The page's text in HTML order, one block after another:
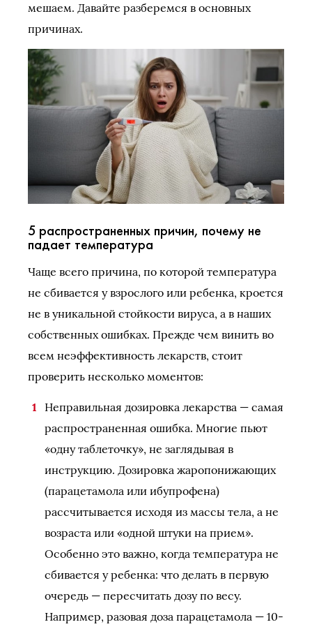
мешаем. Давайте разберемся в основных
причинах.
5 распространенных причин, почему не
падает температура
Чаще всего причина, по которой температура
не сбивается у взрослого или ребенка, кроется
не в уникальной стойкости вируса, а в наших
собственных ошибках. Прежде чем винить во
всем неэффективность лекарств, стоит
проверить несколько моментов:
Неправильная дозировка лекарства — самая
распространенная ошибка. Многие пьют
«одну таблеточку», не заглядывая в
инструкцию. Дозировка жаропонижающих
(парацетамола или ибупрофена)
рассчитывается исходя из массы тела, а не
возраста или «одной штуки на прием».
Особенно это важно, когда температура не
сбивается у ребенка: что делать в первую
очередь — пересчитать дозу по весу.
Например, разовая доза парацетамола — 10-